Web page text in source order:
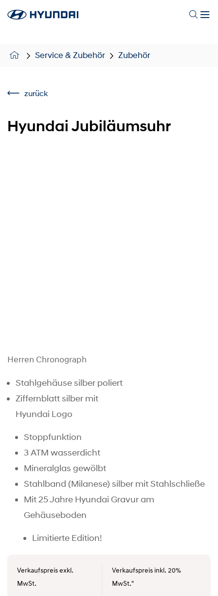
Service & Zubehör Zubehör
zurück
Hyundai Jubiläumsuhr
Herren Chronograph
Stahlgehäuse silber poliert
Ziffernblatt silber mit
Hyundai Logo
Stoppfunktion
3 ATM wasserdicht
Mineralglas gewölbt
Stahlband (Milanese) silber mit Stahlschließe
Mit 25 Jahre Hyundai Gravur am
Gehäuseboden
Limitierte Edition!
Verkaufspreis exkl.
MwSt.
Verkaufspreis inkl. 20%
MwSt."